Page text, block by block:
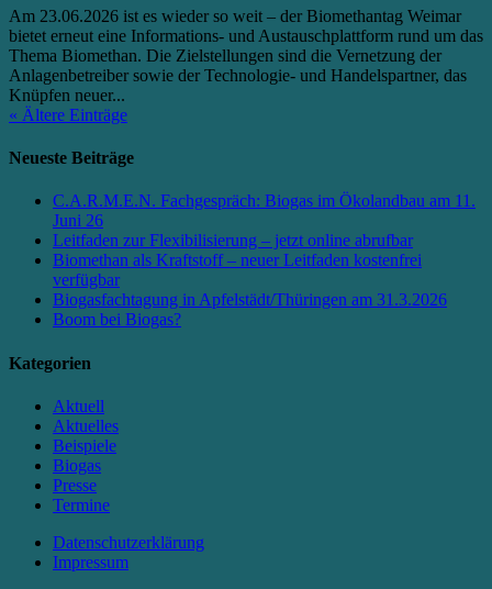
Am 23.06.2026 ist es wieder so weit – der Biomethantag Weimar
bietet erneut eine Informations- und Austauschplattform rund um das
Thema Biomethan. Die Zielstellungen sind die Vernetzung der
Anlagenbetreiber sowie der Technologie- und Handelspartner, das
Knüpfen neuer...
« Ältere Einträge
Neueste Beiträge
C.A.R.M.E.N. Fachgespräch: Biogas im Ökolandbau am 11.
Juni 26
Leitfaden zur Flexibilisierung – jetzt online abrufbar
Biomethan als Kraftstoff – neuer Leitfaden kostenfrei
verfügbar
Biogasfachtagung in Apfelstädt/Thüringen am 31.3.2026
Boom bei Biogas?
Kategorien
Aktuell
Aktuelles
Beispiele
Biogas
Presse
Termine
Datenschutzerklärung
Impressum